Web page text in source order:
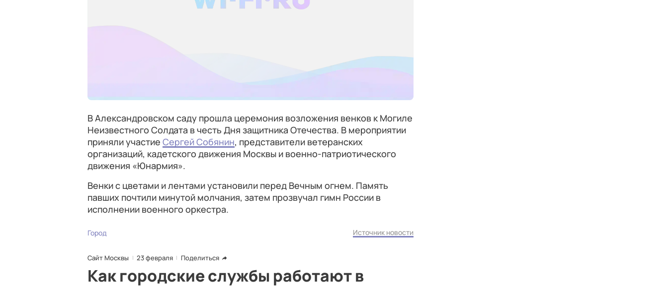
В Александровском саду прошла церемония возложения венков к Могиле
Неизвестного Солдата в честь Дня защитника Отечества. В мероприятии
приняли участие Сергей Собянин, представители ветеранских
организаций, кадетского движения Москвы и военно-патриотического
движения «Юнармия».
Венки с цветами и лентами установили перед Вечным огнем. Память
павших почтили минутой молчания, затем прозвучал гимн России в
исполнении военного оркестра.
Город Источник новости
Сайт Москвы 23 февраля Поделиться
Как городские службы работают в